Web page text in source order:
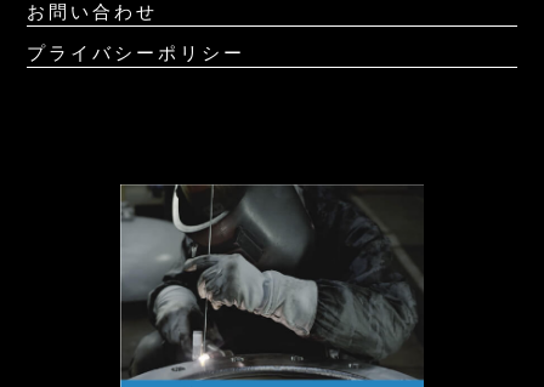
お問い合わせ
プライバシーポリシー